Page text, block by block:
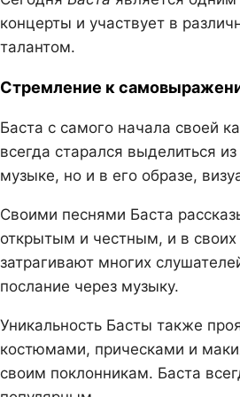
концерты и участвует в
талантом.
Стремление к
Баста с самого начала своей
всегда старался выделиться
музыке, но и в его образе,
Своими песнями Баста
открытым и честным, и в
затрагивают многих
послание через музыку.
Уникальность Басты также
костюмами, прическами и
своим поклонникам. Баста